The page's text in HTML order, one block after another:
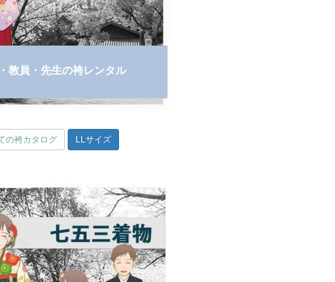
教員・先生の袴レンタル
の袴カタログ LLサイズ